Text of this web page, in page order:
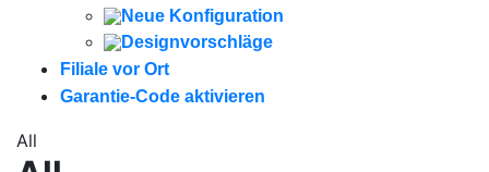
Neue Konfiguration
Designvorschläge
Filiale vor Ort
Garantie-Code aktivieren
All